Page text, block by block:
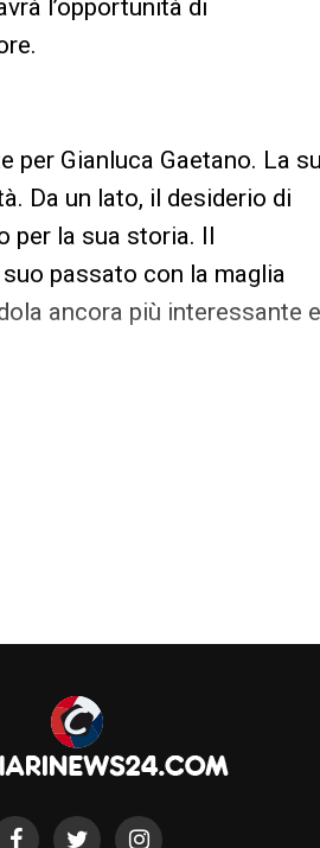
l’opportunità di
per Gianluca Gaetano. La
Da un lato, il desiderio di
per la sua storia. Il
passato con la maglia
ancora più interessante e